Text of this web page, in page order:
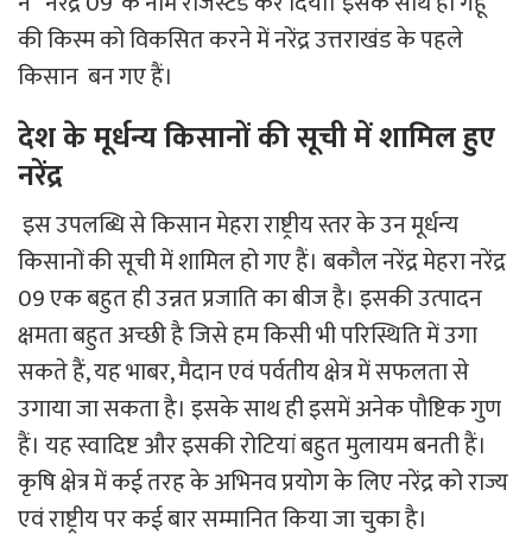
की किस्म को विकसित करने में नरेंद्र उत्तराखंड के पहले
किसान बन गए हैं।
देश के मूर्धन्य किसानों की सूची में शामिल हुए
नरेंद्र
इस उपलब्धि से किसान मेहरा राष्ट्रीय स्तर के उन मूर्धन्य
किसानों की सूची में शामिल हो गए हैं। बकौल नरेंद्र मेहरा नरेंद्र
09 एक बहुत ही उन्नत प्रजाति का बीज है। इसकी उत्पादन
क्षमता बहुत अच्छी है जिसे हम किसी भी परिस्थिति में उगा
सकते हैं, यह भाबर, मैदान एवं पर्वतीय क्षेत्र में सफलता से
उगाया जा सकता है। इसके साथ ही इसमें अनेक पौष्टिक गुण
हैं। यह स्वादिष्ट और इसकी रोटियां बहुत मुलायम बनती हैं।
कृषि क्षेत्र में कई तरह के अभिनव प्रयोग के लिए नरेंद्र को राज्य
एवं राष्ट्रीय पर कई बार सम्मानित किया जा चुका है।